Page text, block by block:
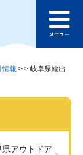
ュ
情報 > > 岐阜県輸出
アウトドア